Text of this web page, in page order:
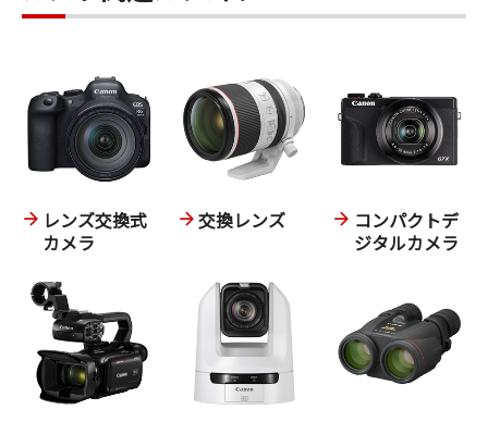
レンズ交換式
カメラ
交換レンズ
コンパクトデ
ジタルカメラ